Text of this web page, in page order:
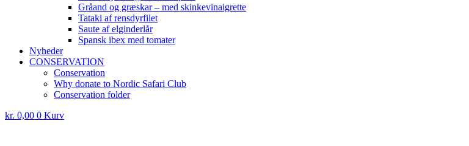
Gråand og græskar – med skinkevinaigrette
Tataki af rensdyrfilet
Saute af elginderlår
Spansk ibex med tomater
Nyheder
CONSERVATION
Conservation
Why donate to Nordic Safari Club
Conservation folder
kr. 0,00 0 Kurv